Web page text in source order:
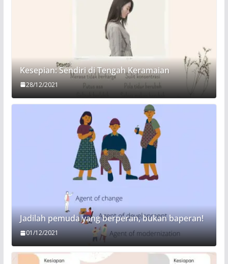
Kesepian: Sendiri di Tengah Keramaian
28/12/2021
Jadilah pemuda yang berperan, bukan baperan!
01/12/2021